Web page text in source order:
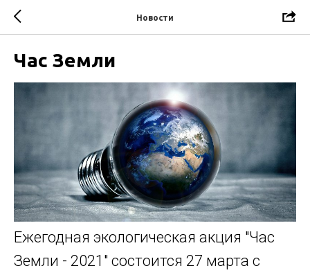
Новости
Час Земли
Ежегодная экологическая акция "Час
Земли - 2021" состоится 27 марта с